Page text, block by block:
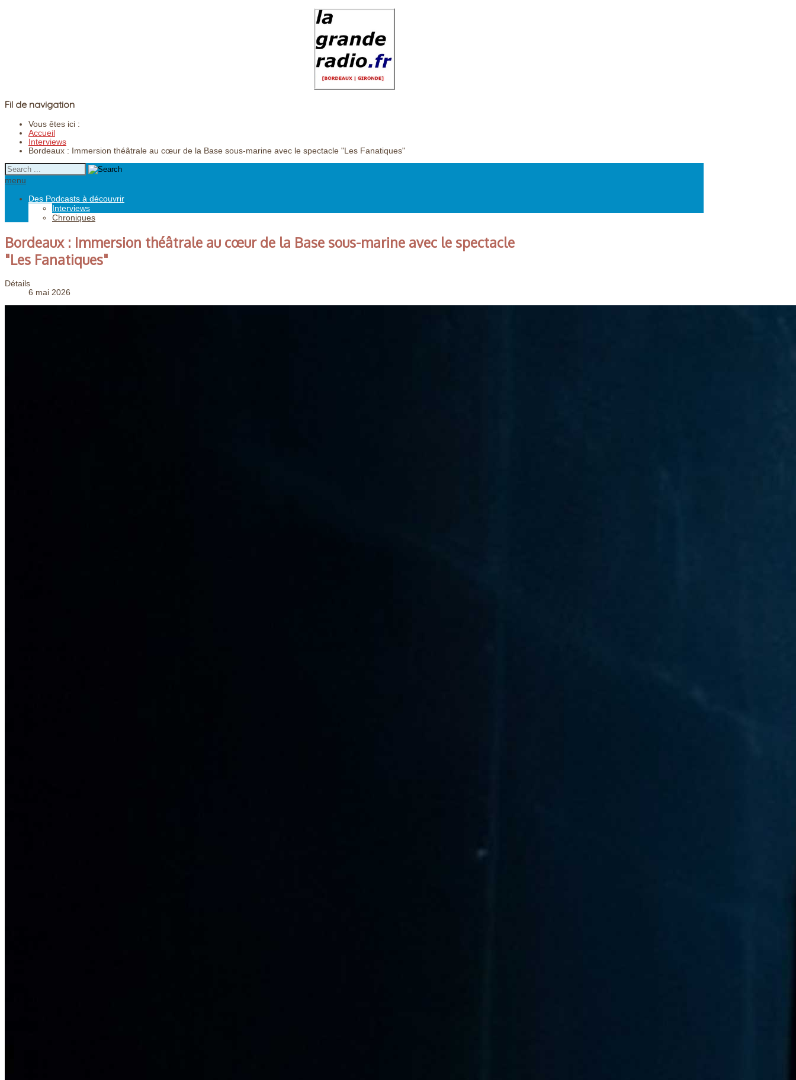
Fil de navigation
Vous êtes ici :
Accueil
Interviews
Bordeaux : Immersion théâtrale au cœur de la Base sous-marine avec le spectacle "Les Fanatiques"
menu
Des Podcasts à découvrir
Interviews
Chroniques
Bordeaux : Immersion théâtrale au cœur de la Base sous-marine avec le spectacle
"Les Fanatiques"
Détails
6 mai 2026